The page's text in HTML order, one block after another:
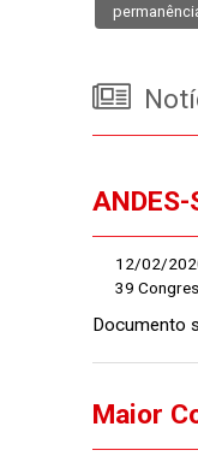
12/02/
39
Documento
Maior